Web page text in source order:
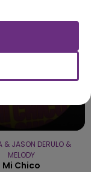
& JASON DERULO &
MELODY
Mi Chico